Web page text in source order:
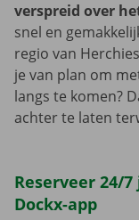
verspreid over
snel en
regio van
je van plan om
langs te komen?
achter te laten
Reserveer 24/
Dockx-app